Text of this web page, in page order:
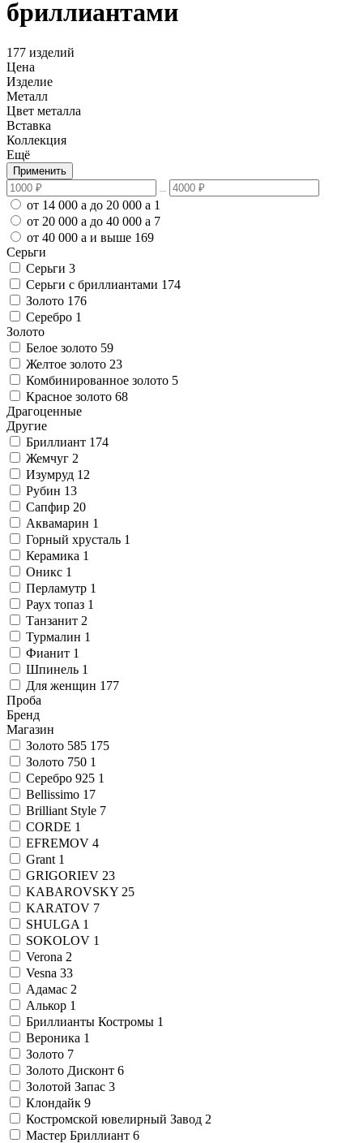
бриллиантами
177 изделий
Цена
Изделие
Металл
Цвет металла
Вставка
Коллекция
Ещё
Применить
от 14 000 a до 20 000 a 1
от 20 000 a до 40 000 a 7
от 40 000 a и выше 169
Серьги
Серьги 3
Серьги с бриллиантами 174
Золото 176
Серебро 1
Золото
Белое золото 59
Желтое золото 23
Комбинированное золото 5
Красное золото 68
Драгоценные
Другие
Бриллиант 174
Жемчуг 2
Изумруд 12
Рубин 13
Сапфир 20
Аквамарин 1
Горный хрусталь 1
Керамика 1
Оникс 1
Перламутр 1
Раух топаз 1
Танзанит 2
Турмалин 1
Фианит 1
Шпинель 1
Для женщин 177
Проба
Бренд
Магазин
Золото 585 175
Золото 750 1
Серебро 925 1
Bellissimo 17
Brilliant Style 7
CORDE 1
EFREMOV 4
Grant 1
GRIGORIEV 23
KABAROVSKY 25
KARATOV 7
SHULGA 1
SOKOLOV 1
Verona 2
Vesna 33
Адамас 2
Алькор 1
Бриллианты Костромы 1
Вероника 1
Золото 7
Золото Дисконт 6
Золотой Запас 3
Клондайк 9
Костромской ювелирный Завод 2
Мастер Бриллиант 6